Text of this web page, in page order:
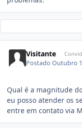
Visitante
PostadoOutubro
Qual é a magnitude
eu posso atender os
entre em contato via